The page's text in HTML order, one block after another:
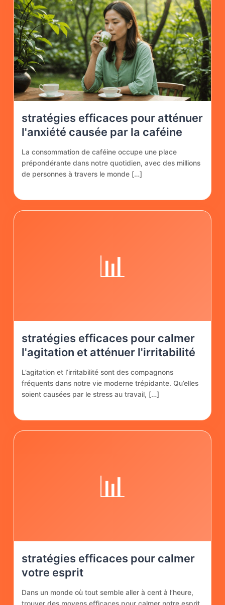
stratégies efficaces pour atténuer
l'anxiété causée par la caféine
La consommation de caféine occupe une place
prépondérante dans notre quotidien, avec des millions
de personnes à travers le monde […]
📊
stratégies efficaces pour calmer
l'agitation et atténuer l'irritabilité
L’agitation et l’irritabilité sont des compagnons
fréquents dans notre vie moderne trépidante. Qu’elles
soient causées par le stress au travail, […]
📊
stratégies efficaces pour calmer
votre esprit
Dans un monde où tout semble aller à cent à l’heure,